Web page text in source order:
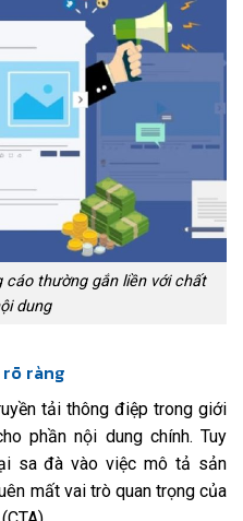
thường gắn liền với chất
dung
ràng
tải thông điệp trong giới
phần nội dung chính. Tuy
sa đà vào việc mô tả sản
mất vai trò quan trọng của